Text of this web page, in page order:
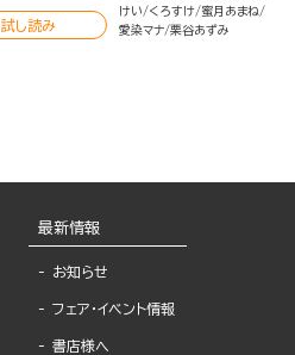
試し読み
けい
くろすけ
蜜月あまね
愛染マナ 栗谷あずみ
最新情報
お知らせ
フェア・イベント情報
書店様へ